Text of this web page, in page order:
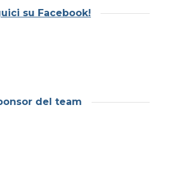
su Facebook!
del team